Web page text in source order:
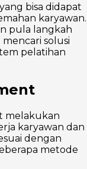
bisa didapat
karyawan.
pula langkah
solusi
pelatihan
melakukan
karyawan dan
dengan
metode